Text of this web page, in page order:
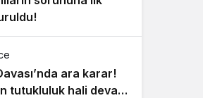
ara karar!
tutukluluk hali devam